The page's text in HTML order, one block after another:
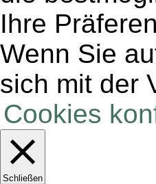
Ihre
Wenn Sie
sich mit der
Cookies
Schließen